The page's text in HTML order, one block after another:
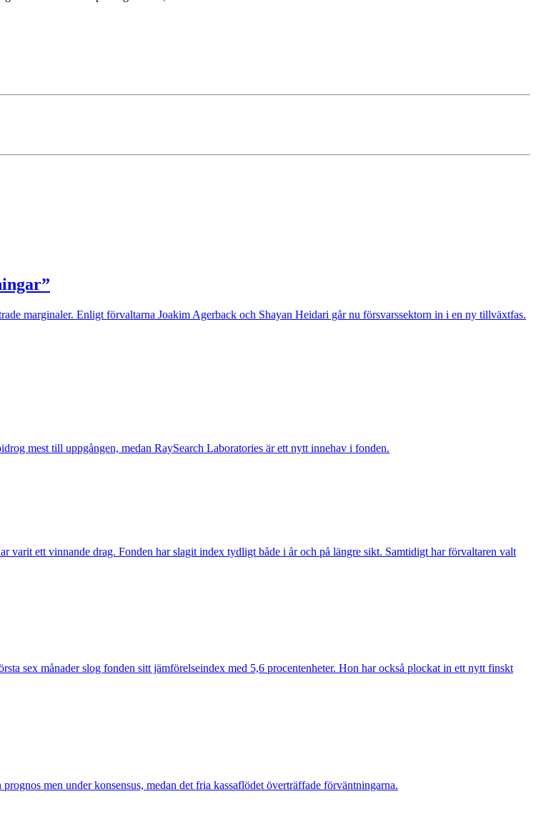
marginaler. Enligt förvaltarna Joakim Agerback och Shayan Heidari går nu försvarssektorn in i en ny tillväxtfas.
mest till uppgången, medan RaySearch Laboratories är ett nytt innehav i fonden.
ett vinnande drag. Fonden har slagit index tydligt både i år och på längre sikt. Samtidigt har förvaltaren valt
sex månader slog fonden sitt jämförelseindex med 5,6 procentenheter. Hon har också plockat in ett nytt finskt
men under konsensus, medan det fria kassaflödet överträffade förväntningarna.